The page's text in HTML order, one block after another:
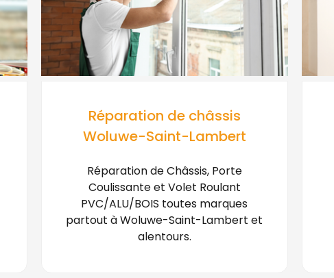
Réparation de châssis
Woluwe-Saint-Lambert
Réparation de Châssis, Porte
Coulissante et Volet Roulant
PVC/ALU/BOIS toutes marques
partout à Woluwe-Saint-Lambert et
alentours.